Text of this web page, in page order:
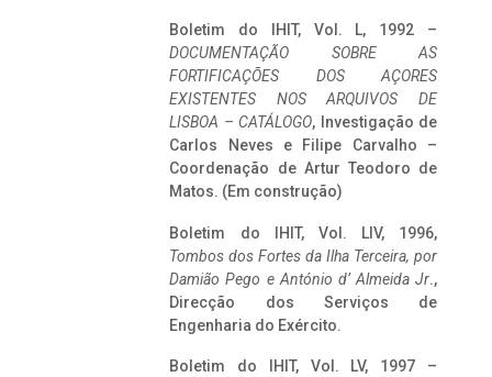
Boletim do IHIT, Vol. L, 1992 –
DOCUMENTAÇÃO SOBRE AS
FORTIFICAÇÕES DOS AÇORES
EXISTENTES NOS ARQUIVOS DE
LISBOA – CATÁLOGO, Investigação de
Carlos Neves e Filipe Carvalho –
Coordenação de Artur Teodoro de
Matos. (Em construção)
Boletim do IHIT, Vol. LIV, 1996,
Tombos dos Fortes da Ilha Terceira, por
Damião Pego e António d’ Almeida Jr.,
Direcção dos Serviços de
Engenharia do Exército.
Boletim do IHIT, Vol. LV, 1997 –